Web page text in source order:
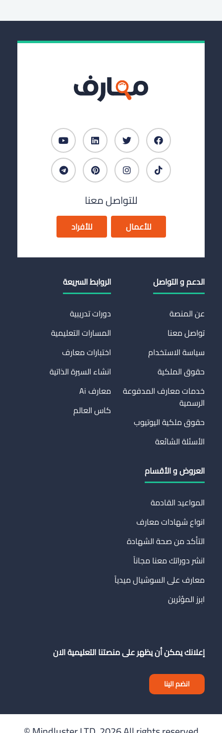
للتواصل معنا
للأعمال للأفراد
الدعم و التواصل
عن المنصة
تواصل معنا
سياسة الاستخدام
حقوق الملكية
خدمات معارف المدفوعة
الرسمية
حقوق ملكية اليوتيوب
الأسئلة الشائعة
الروابط السريعة
دورات تدريبية
المسارات التعليمية
اختبارات معارف
انشاء السيرة الذاتية
معارف Ai
كاس العالم
العروض و الأقسام
المواعيد القادمة
انواع شهادات معارف
التأكد من صحة الشهادة
انشر دوراتك معنا مجاناً
معارف على السوشيال ميدياً
ابرز المؤثرين
إعلانك يمكن أن يظهر على منصتنا التعليمية الان
انضم الينا